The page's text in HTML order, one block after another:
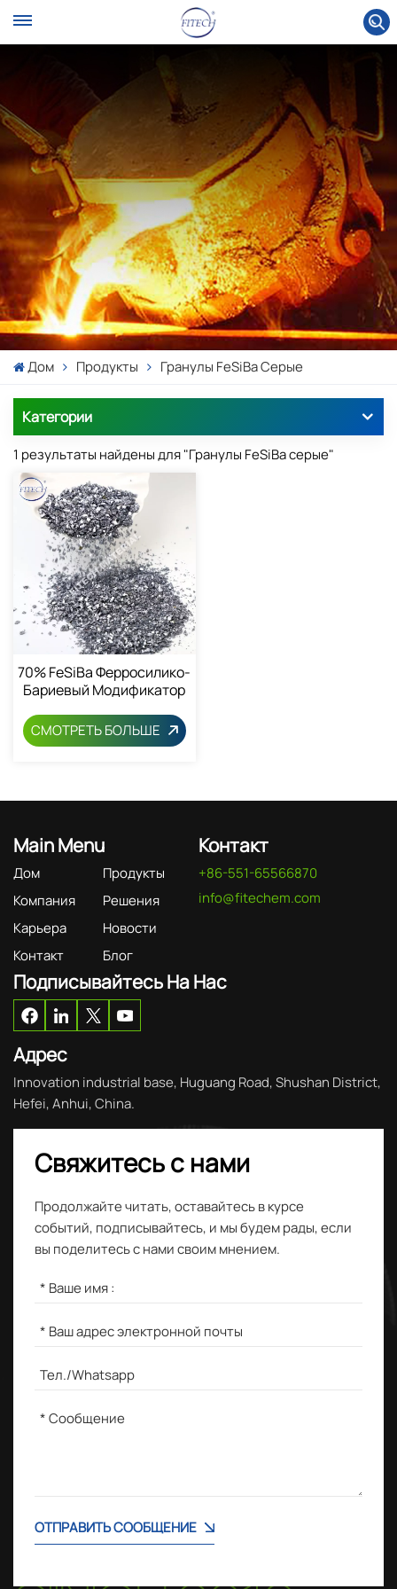
Дом Продукты Гранулы FeSiBa Серые
Категории
1 результаты найдены для "Гранулы FeSiBa серые"
70% FeSiBa Ферросилико-
Бариевый Модификатор
СМОТРЕТЬ БОЛЬШЕ
Main Menu
Дом
Продукты
Компания
Решения
Карьера
Новости
Контакт
Блог
Контакт
+86-551-65566870
info@fitechem.com
Подписывайтесь На Нас
Адрес
Innovation industrial base, Huguang Road, Shushan District,
Hefei, Anhui, China.
Свяжитесь с нами
Продолжайте читать, оставайтесь в курсе
событий, подписывайтесь, и мы будем рады, если
вы поделитесь с нами своим мнением.
ОТПРАВИТЬ СООБЩЕНИЕ